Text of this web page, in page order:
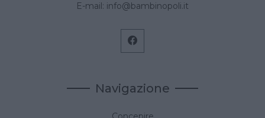
E-mail: info@bambinopoli.it
Navigazione